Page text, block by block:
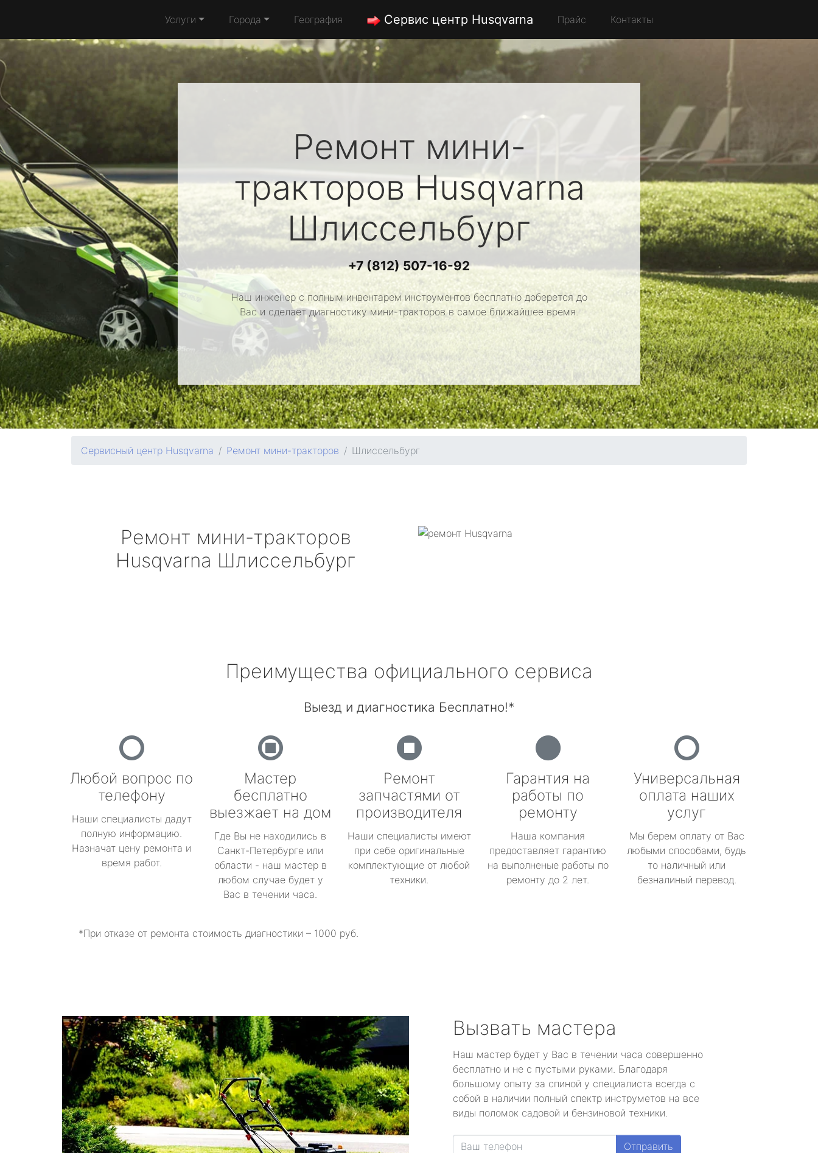
Услуги Города География Сервис центр Husqvarna Прайс Контакты
Ремонт мини-
тракторовHusqvarna
Шлиссельбург
+7 (812) 507-16-92
Наш инженер с полным инвентарем инструментов бесплатно доберется до
Вас и сделает диагностику мини-тракторов в самое ближайшее время.
Сервисный центр Husqvarna Ремонт мини-тракторов Шлиссельбург
Ремонт мини-тракторов
Husqvarna Шлиссельбург
Преимущества официального сервиса
Выезд и диагностика Бесплатно!*
Любой вопрос по
телефону
Наши специалисты дадут
полную информацию.
Назначат цену ремонта и
время работ.
Мастер
бесплатно
выезжает на дом
Где Вы не находились в
Санкт-Петербурге или
области - наш мастер в
любом случае будет у
Вас в течении часа.
Ремонт
запчастями от
производителя
Наши специалисты имеют
при себе оригинальные
комплектующие от любой
техники.
Гарантия на
работы по
ремонту
Наша компания
предоставляет гарантию
на выполненые работы по
ремонту до 2 лет.
Универсальная
оплата наших
услуг
Мы берем оплату от Вас
любыми способами, будь
то наличный или
безналиный перевод.
*При отказе от ремонта стоимость диагностики – 1000 руб.
Вызвать мастера
Наш мастер будет у Вас в течении часа совершенно
бесплатно и не с пустыми руками. Благодаря
большому опыту за спиной у специалиста всегда с
собой в наличии полный спектр инструметов на все
виды поломок садовой и бензиновой техники.
Отправить